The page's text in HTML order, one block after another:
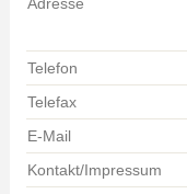
Telefon
Telefax
E-Mail
Kontakt/Impressum